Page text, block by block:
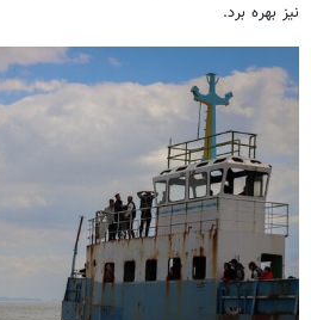
نیز بهره برد.